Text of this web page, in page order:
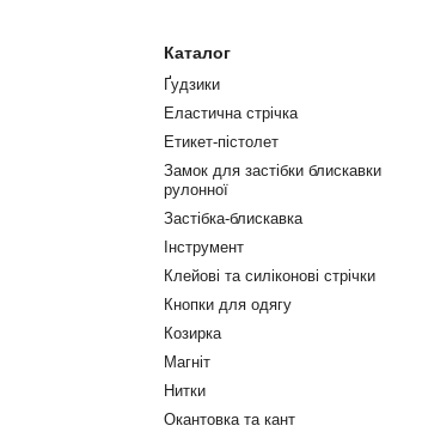
Каталог
Ґудзики
Еластична стрічка
Етикет-пістолет
Замок для застібки блискавки
рулонної
Застібка-блискавка
Інструмент
Клейові та силіконові стрічки
Кнопки для одягу
Козирка
Магніт
Нитки
Окантовка та кант